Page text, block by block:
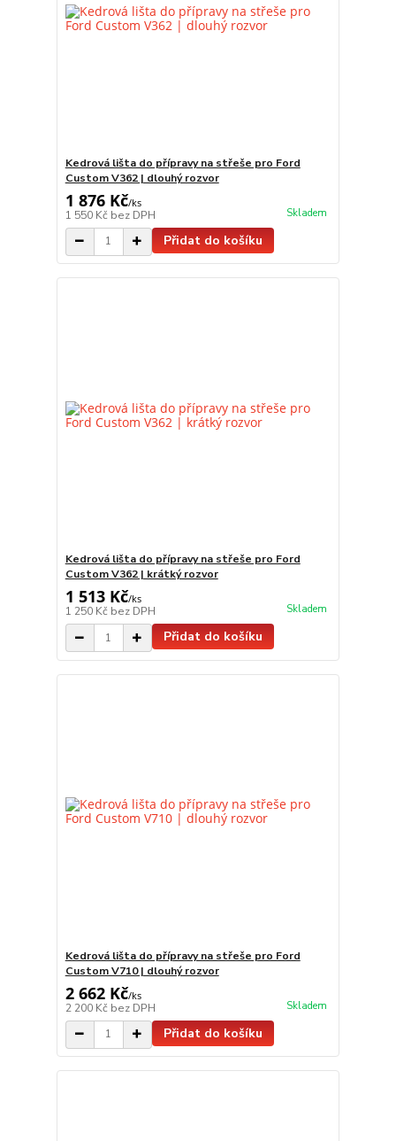
Kedrová lišta do přípravy na střeše pro Ford
Custom V362 | dlouhý rozvor
1 876 Kč/ks
1 550 Kč bez DPH Skladem
Přidat do košíku
Kedrová lišta do přípravy na střeše pro Ford
Custom V362 | krátký rozvor
1 513 Kč/ks
1 250 Kč bez DPH Skladem
Přidat do košíku
Kedrová lišta do přípravy na střeše pro Ford
Custom V710 | dlouhý rozvor
2 662 Kč/ks
2 200 Kč bez DPH Skladem
Přidat do košíku